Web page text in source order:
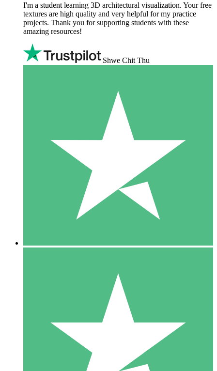
I'm a student learning 3D architectural visualization. Your free
textures are high quality and very helpful for my practice
projects. Thank you for supporting students with these
amazing resources!
Shwe Chit Thu